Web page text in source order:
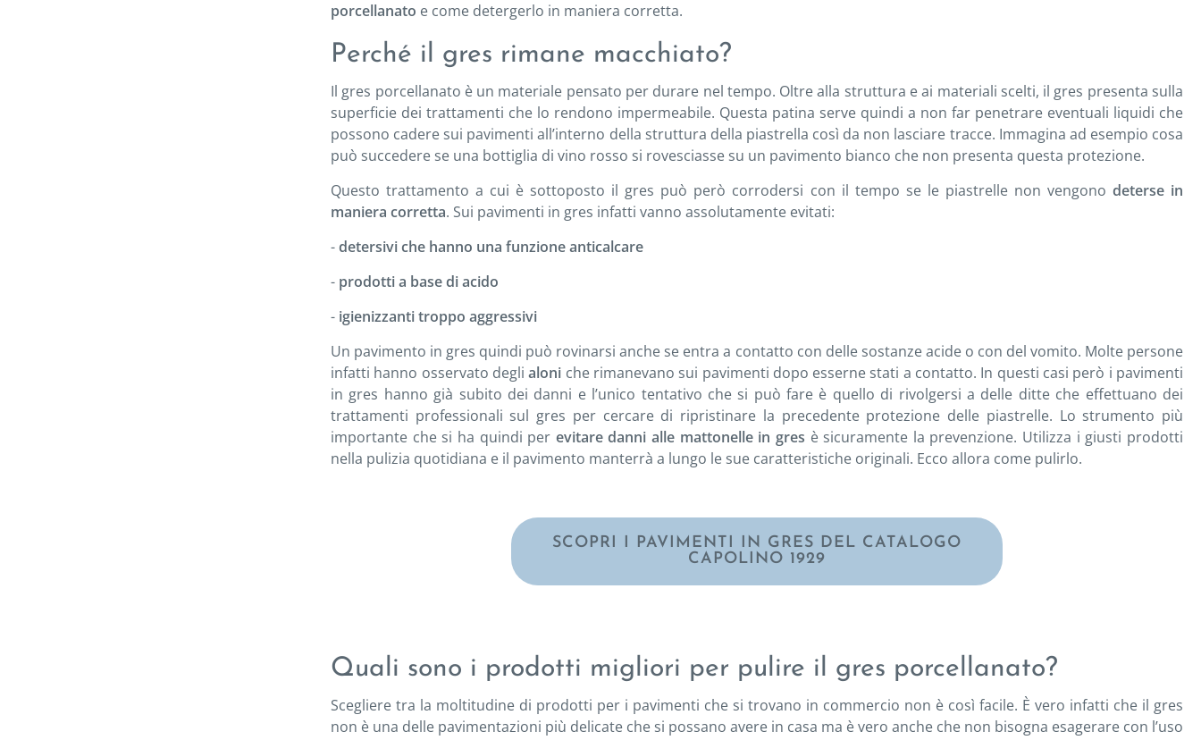
porcellanato e come detergerlo in maniera corretta.
Perché il gres rimane macchiato?
Il gres porcellanato è un materiale pensato per durare nel tempo. Oltre alla struttura e ai materiali scelti, il gres presenta sulla
superficie dei trattamenti che lo rendono impermeabile. Questa patina serve quindi a non far penetrare eventuali liquidi che
possono cadere sui pavimenti all’interno della struttura della piastrella così da non lasciare tracce. Immagina ad esempio cosa
può succedere se una bottiglia di vino rosso si rovesciasse su un pavimento bianco che non presenta questa protezione.
Questo trattamento a cui è sottoposto il gres può però corrodersi con il tempo se le piastrelle non vengono deterse in
maniera corretta. Sui pavimenti in gres infatti vanno assolutamente evitati:
-detersivi che hanno una funzione anticalcare
- prodotti a base di acido
- igienizzanti troppo aggressivi
Un pavimento in gres quindi può rovinarsi anche se entra a contatto con delle sostanze acide o con del vomito. Molte persone
infatti hanno osservato deglialoni che rimanevano sui pavimenti dopo esserne stati a contatto. In questi casi però i pavimenti
in gres hanno già subito dei danni e l’unico tentativo che si può fare è quello di rivolgersi a delle ditte che effettuano dei
trattamenti professionali sul gres per cercare di ripristinare la precedente protezione delle piastrelle. Lo strumento più
importante che si ha quindi per evitare danni alle mattonelle in gres è sicuramente la prevenzione. Utilizza i giusti prodotti
nella pulizia quotidiana e il pavimento manterrà a lungo le sue caratteristiche originali. Ecco allora come pulirlo.
SCOPRI I PAVIMENTI IN GRES DEL CATALOGO
CAPOLINO 1929
Quali sono i prodotti migliori per pulire il gres porcellanato?
Scegliere tra la moltitudine di prodotti per i pavimenti che si trovano in commercio non è così facile. È vero infatti che il gres
non è una delle pavimentazioni più delicate che si possano avere in casa ma è vero anche che non bisogna esagerare con l’uso